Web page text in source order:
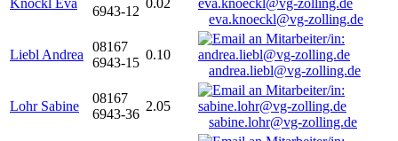
Knöckl Eva
6943-12
0.02
eva.knoeckl@vg-zolling.de
Liebl Andrea
08167
6943-15
0.10
andrea.liebl@vg-zolling.de
Lohr Sabine
08167
6943-36
2.05
sabine.lohr@vg-zolling.de